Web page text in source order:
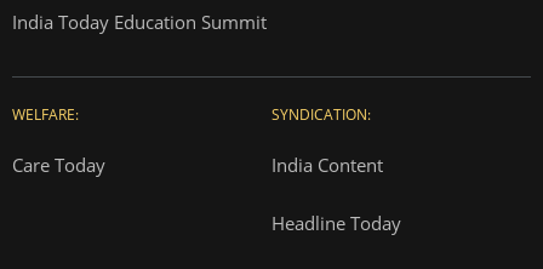
India Today Education Summit
WELFARE:
Care Today
SYNDICATION:
India Content
Headline Today